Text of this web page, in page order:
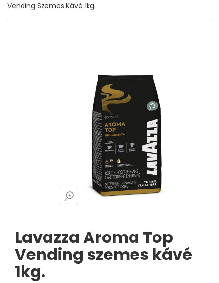
Vending Szemes Kávé 1kg.
Lavazza Aroma Top
Vending szemes kávé
1kg.